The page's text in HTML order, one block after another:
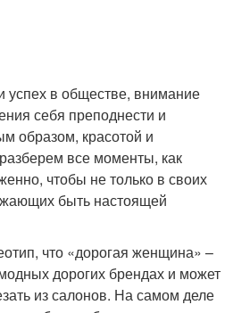
успех в обществе, внимание
себя преподнести и
образом, красотой и
все моменты, как
чтобы не только в своих
быть настоящей
что «дорогая женщина» –
дорогих брендах и может
из салонов. На самом деле